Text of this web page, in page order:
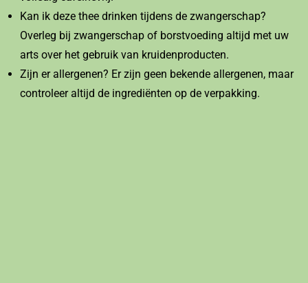
Kan ik deze thee drinken tijdens de zwangerschap?
Overleg bij zwangerschap of borstvoeding altijd met uw
arts over het gebruik van kruidenproducten.
Zijn er allergenen? Er zijn geen bekende allergenen, maar
controleer altijd de ingrediënten op de verpakking.